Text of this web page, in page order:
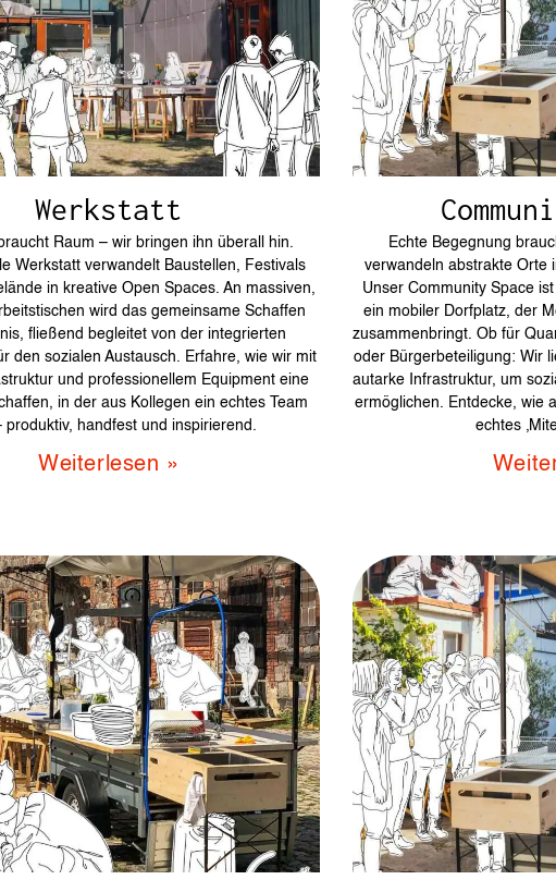
Werkstatt
Raum – wir bringen ihn überall hin.
Werkstatt verwandelt Baustellen, Festivals
in kreative Open Spaces. An massiven,
wird das gemeinsame Schaffen
fließend begleitet von der integrierten
den sozialen Austausch. Erfahre, wie wir mit
und professionellem Equipment eine
in der aus Kollegen ein echtes Team
produktiv, handfest und inspirierend.
Weiterlesen »
Echte Begegnung
verwandeln abstrakte Orte
Unser Community Space
ein mobiler Dorfplatz, der
zusammenbringt. Ob für
oder Bürgerbeteiligung: Wir
autarke Infrastruktur, um
ermöglichen. Entdecke, wie
echtes